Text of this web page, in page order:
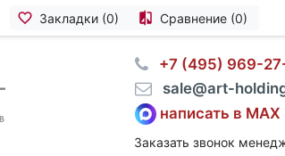
Закладки (0) Сравнение (0)
⠀+7 (495) 969-
⠀sale@art-
написать в MAX
Заказать звонок